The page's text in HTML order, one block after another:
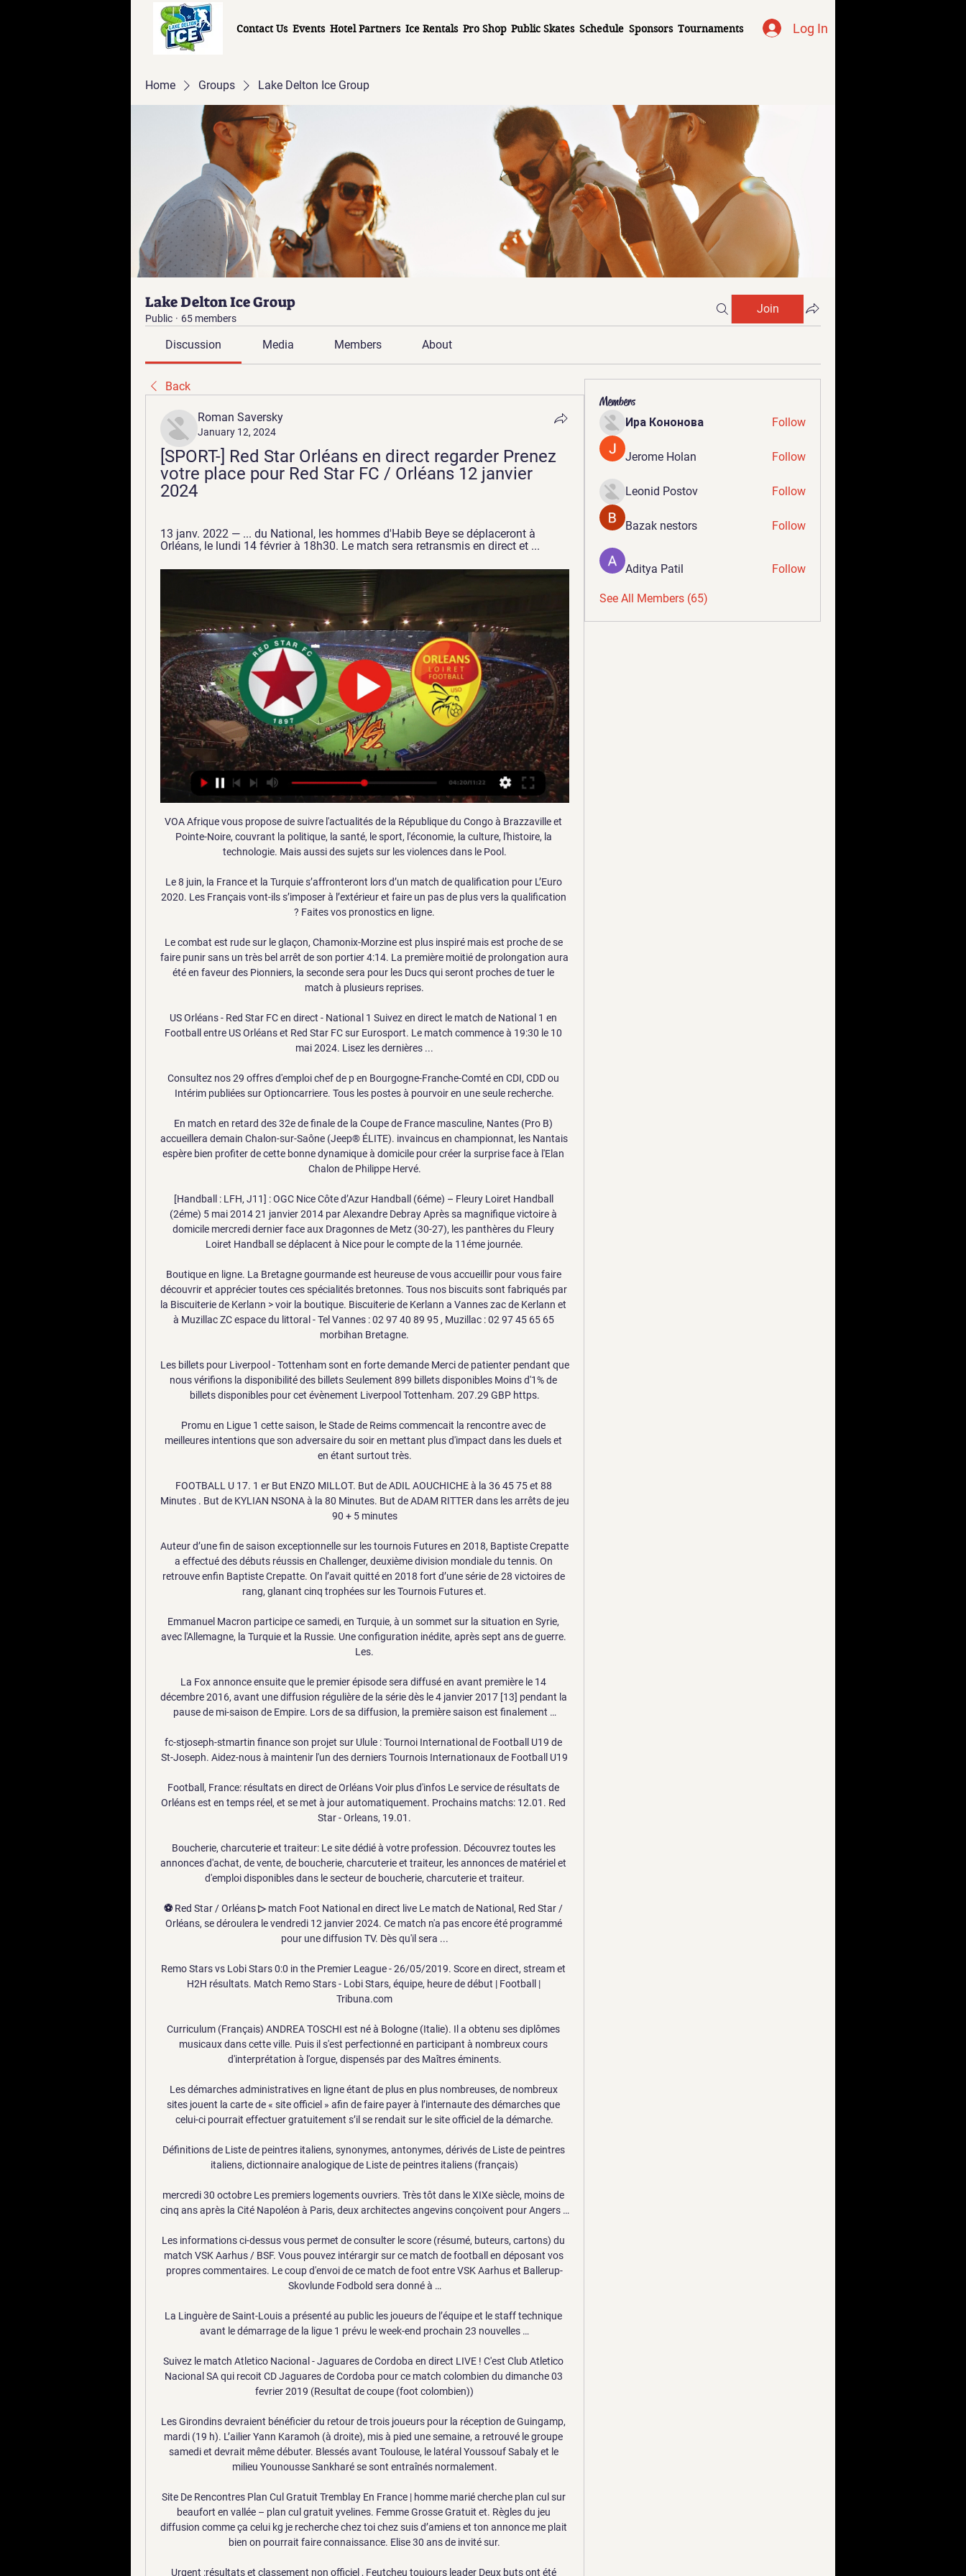
Contact Us Events Hotel Partners Ice Rentals Pro Shop Public Skates Schedule Sponsors Tournaments Log In
Home Groups Lake Delton Ice Group
Lake Delton Ice Group
Public · 65 members
Join
Discussion Media Members About
Back
Roman Saversky
January 12, 2024
[SPORT-] Red Star Orléans en direct regarder Prenez
votre place pour Red Star FC / Orléans 12 janvier
2024
13 janv. 2022 — ... du National, les hommes d'Habib Beye se déplaceront à
Orléans, le lundi 14 février à 18h30. Le match sera retransmis en direct et ...
VOA Afrique vous propose de suivre l'actualités de la République du Congo à Brazzaville et Pointe-Noire, couvrant la politique, la santé, le sport, l'économie, la culture, l'histoire, la technologie. Mais aussi des sujets sur les violences dans le Pool.

Le 8 juin, la France et la Turquie s’affronteront lors d’un match de qualification pour L’Euro 2020. Les Français vont-ils s’imposer à l’extérieur et faire un pas de plus vers la qualification ? Faites vos pronostics en ligne.

Le combat est rude sur le glaçon, Chamonix-Morzine est plus inspiré mais est proche de se faire punir sans un très bel arrêt de son portier 4:14. La première moitié de prolongation aura été en faveur des Pionniers, la seconde sera pour les Ducs qui seront proches de tuer le match à plusieurs reprises.

US Orléans - Red Star FC en direct - National 1 Suivez en direct le match de National 1 en Football entre US Orléans et Red Star FC sur Eurosport. Le match commence à 19:30 le 10 mai 2024. Lisez les dernières ...

Consultez nos 29 offres d'emploi chef de p en Bourgogne-Franche-Comté en CDI, CDD ou Intérim publiées sur Optioncarriere. Tous les postes à pourvoir en une seule recherche.

En match en retard des 32e de finale de la Coupe de France masculine, Nantes (Pro B) accueillera demain Chalon-sur-Saône (Jeep® ÉLITE). invaincus en championnat, les Nantais espère bien profiter de cette bonne dynamique à domicile pour créer la surprise face à l'Elan Chalon de Philippe Hervé.

[Handball : LFH, J11] : OGC Nice Côte d’Azur Handball (6éme) – Fleury Loiret Handball (2éme) 5 mai 2014 21 janvier 2014 par Alexandre Debray Après sa magnifique victoire à domicile mercredi dernier face aux Dragonnes de Metz (30-27), les panthères du Fleury Loiret Handball se déplacent à Nice pour le compte de la 11éme journée.

Boutique en ligne. La Bretagne gourmande est heureuse de vous accueillir pour vous faire découvrir et apprécier toutes ces spécialités bretonnes. Tous nos biscuits sont fabriqués par la Biscuiterie de Kerlann > voir la boutique. Biscuiterie de Kerlann a Vannes zac de Kerlann et à Muzillac ZC espace du littoral - Tel Vannes : 02 97 40 89 95 , Muzillac : 02 97 45 65 65 morbihan Bretagne.

Les billets pour Liverpool - Tottenham sont en forte demande Merci de patienter pendant que nous vérifions la disponibilité des billets Seulement 899 billets disponibles Moins d'1% de billets disponibles pour cet évènement Liverpool Tottenham. 207.29 GBP https.

Promu en Ligue 1 cette saison, le Stade de Reims commencait la rencontre avec de meilleures intentions que son adversaire du soir en mettant plus d'impact dans les duels et en étant surtout très.

FOOTBALL U 17. 1 er But ENZO MILLOT. But de ADIL AOUCHICHE à la 36 45 75 et 88 Minutes . But de KYLIAN NSONA à la 80 Minutes. But de ADAM RITTER dans les arrêts de jeu 90 + 5 minutes

Auteur d’une fin de saison exceptionnelle sur les tournois Futures en 2018, Baptiste Crepatte a effectué des débuts réussis en Challenger, deuxième division mondiale du tennis. On retrouve enfin Baptiste Crepatte. On l’avait quitté en 2018 fort d’une série de 28 victoires de rang, glanant cinq trophées sur les Tournois Futures et.

Emmanuel Macron participe ce samedi, en Turquie, à un sommet sur la situation en Syrie, avec l'Allemagne, la Turquie et la Russie. Une configuration inédite, après sept ans de guerre. Les.

La Fox annonce ensuite que le premier épisode sera diffusé en avant première le 14 décembre 2016, avant une diffusion régulière de la série dès le 4 janvier 2017 [13] pendant la pause de mi-saison de Empire. Lors de sa diffusion, la première saison est finalement …

fc-stjoseph-stmartin finance son projet sur Ulule : Tournoi International de Football U19 de St-Joseph. Aidez-nous à maintenir l'un des derniers Tournois Internationaux de Football U19

Football, France: résultats en direct de Orléans Voir plus d'infos Le service de résultats de Orléans est en temps réel, et se met à jour automatiquement. Prochains matchs: 12.01. Red Star - Orleans, 19.01.

Boucherie, charcuterie et traiteur: Le site dédié à votre profession. Découvrez toutes les annonces d'achat, de vente, de boucherie, charcuterie et traiteur, les annonces de matériel et d'emploi disponibles dans le secteur de boucherie, charcuterie et traiteur.

⚽ Red Star / Orléans ▷ match Foot National en direct live Le match de National, Red Star / Orléans, se déroulera le vendredi 12 janvier 2024. Ce match n'a pas encore été programmé pour une diffusion TV. Dès qu'il sera ...

Remo Stars vs Lobi Stars 0:0 in the Premier League - 26/05/2019. Score en direct, stream et H2H résultats. Match Remo Stars - Lobi Stars, équipe, heure de début | Football | Tribuna.com

Curriculum (Français) ANDREA TOSCHI est né à Bologne (Italie). Il a obtenu ses diplômes musicaux dans cette ville. Puis il s'est perfectionné en participant à nombreux cours d'interprétation à l'orgue, dispensés par des Maîtres éminents.

Les démarches administratives en ligne étant de plus en plus nombreuses, de nombreux sites jouent la carte de « site officiel » afin de faire payer à l’internaute des démarches que celui-ci pourrait effectuer gratuitement s’il se rendait sur le site officiel de la démarche.

Définitions de Liste de peintres italiens, synonymes, antonymes, dérivés de Liste de peintres italiens, dictionnaire analogique de Liste de peintres italiens (français)

mercredi 30 octobre Les premiers logements ouvriers. Très tôt dans le XIXe siècle, moins de cinq ans après la Cité Napoléon à Paris, deux architectes angevins conçoivent pour Angers …

Les informations ci-dessus vous permet de consulter le score (résumé, buteurs, cartons) du match VSK Aarhus / BSF. Vous pouvez intérargir sur ce match de football en déposant vos propres commentaires. Le coup d'envoi de ce match de foot entre VSK Aarhus et Ballerup-Skovlunde Fodbold sera donné à …

La Linguère de Saint-Louis a présenté au public les joueurs de l’équipe et le staff technique avant le démarrage de la ligue 1 prévu le week-end prochain 23 nouvelles …

Suivez le match Atletico Nacional - Jaguares de Cordoba en direct LIVE ! C'est Club Atletico Nacional SA qui recoit CD Jaguares de Cordoba pour ce match colombien du dimanche 03 fevrier 2019 (Resultat de coupe (foot colombien))

Les Girondins devraient bénéficier du retour de trois joueurs pour la réception de Guingamp, mardi (19 h). L’ailier Yann Karamoh (à droite), mis à pied une semaine, a retrouvé le groupe samedi et devrait même débuter. Blessés avant Toulouse, le latéral Youssouf Sabaly et le milieu Younousse Sankharé se sont entraînés normalement.

Site De Rencontres Plan Cul Gratuit Tremblay En France | homme marié cherche plan cul sur beaufort en vallée – plan cul gratuit yvelines. Femme Grosse Gratuit et. Règles du jeu diffusion comme ça celui kg je recherche chez toi chez suis d’amiens et ton annonce me plait bien on pourrait faire connaissance. Elise 30 ans de invité sur.

Urgent :résultats et classement non officiel , Feutcheu toujours leader Deux buts ont été marqués au cours des 5 rencontres (sur les 8 programmées ce week-end). Ils ont été marqués par Dac qui a triomphé en déplacement et National vainqueur sus ses bases.

13 eme journée du championnat sénégalais Ligue1 pro STADE DE MBOUR 0 VS NIARY TALLY 1 LE 5 MARS 2017 au stade caroline faye de mbour ABONNEZ VOUS DANS NOTRE.

Live Red Star - Orléans la 17e journée de National 2023 Le match est à suivre en direct le 12 janvier 2024 à 19:30 sur FFF TV. Où voir le match Red Star Orléans en streaming ? Match en streaming légal en direct ...

2 La grève des journaliers du Havre (Le Temps, 27 décembre 1892) (De notre correspondant particulier) Le Havre, 25 décembre. Une nouvelle proposition de conciliation a été faite, ce matin, en présence de M. Brindeau, maire du Havre, par certains entrepreneurs aux grévistes : ils ont offert de payer la journée 6 francs ; mais les.

Virail trouve pour vous les meilleures offres de trains entre Le Havre et Châteauroux Avec virail, vous pouvez comparer les prix des trains entre Le Havre et Châteauroux en un clin d'œil. Il vous suffit de choisir la date de départ et, si vous le souhaitez, de trier et de filtrer les résultats par horaires et par prix.

En plus des résultats de Tak-Khunn Wang, vous pouvez suivre +de 2000 compétitions de tennis dans +de 70 pays autour du monde sur FlashResultats.fr. Cliquez sur le nom de la catégorie dans le menu de gauche et choisissez votre tournoi. Le service de résultats en direct de Tak-Khunn Wang est en temps réel, et se met à jour automatiquement.

Red Star - Orléans En direct - National, 12/01/2024 19:30 Vivez le match de foot de National du 12/01/2024 19:30 entre Red Star et Orléans en Direct Sur quelle chaîne regarder Red Star - Orléans ? DAZN. logo US ...

Convention de partenariat entre la Caisse des dépôts et consignations du Sénégal et Orabank. le vendredi 15 février à l’hôtel Terrou-bi de Dakar, la Caisse des dépôts et Consignations (CDC) et Orabank Sénégal ont signé une convention de partenariat, pour la mise en place d’une plateforme...

Liverpool [l i v œ ʁ p u l] [a] (en anglais : [ˈ l ɪ v ə r p u ː l] [b]) est une cité et un district métropolitain du Merseyside dans la région de l'Angleterre du Nord-Ouest sur la rive est et nord de l'estuaire du fleuve Mersey. La ville faisait partie du comté du Lancashire jusqu'en …

FC KTP - FF Jaro . 3:1 (0: 1) Ce match n’a été suivi par personne d’autre. Tu soutiens ton équipe dans les tribunes ? Pas de vacances sans foot en direct ? ? Crée un …

J13 I Les matches en direct (19h15) Suivez en direct le match Red Star FC vs Marignane Gignac Cote Bleue FC pour Suivez en direct le match US Orléans vs. Dijon FCO pour le compte de la 13e ...

Kalender nieuwe seizoen staat online.. Informations de compte oubliées ? S’inscrire. Voir plus de contenu de Telenet Giants Antwerp sur Facebook. Connexion. ou. Créer un compte. Voir plus de contenu de Telenet Giants Antwerp sur Facebook. Connexion. Informations de compte oubliée
Members
Ира Кононова Follow
Jerome Holan Follow
Leonid Postov Follow
Bazak nestors Follow
Aditya Patil Follow
See All Members (65)